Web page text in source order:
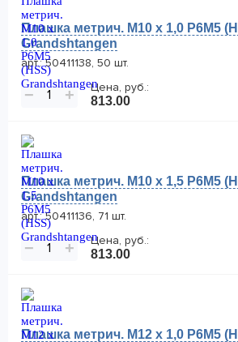
Плашка метрич. M10 x 1,0 P6M5
Grandshtangen
арт.: 50411138, 50 шт.
− +
Цена, руб.:
813.00
Плашка метрич. M10 x 1,5 P6M5
Grandshtangen
арт.: 50411136, 71 шт.
− +
Цена, руб.:
813.00
Плашка метрич. M12 x 1,0 P6M5